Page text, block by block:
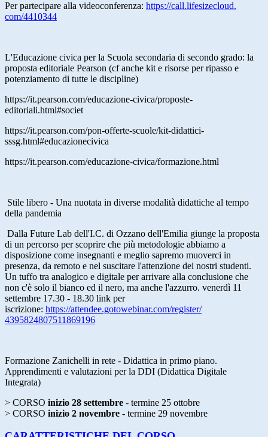
Per partecipare alla videoconferenza: https://call.lifesizecloud.
com/4410344
L'Educazione civica per la Scuola secondaria di secondo grado: la
proposta editoriale Pearson (cf anche kit e risorse per ripasso e
potenziamento di tutte le discipline)
https://it.pearson.com/educazione-civica/proposte-
editoriali.html#societ
https://it.pearson.com/pon-offerte-scuole/kit-didattici-
sssg.html#educazionecivica
https://it.pearson.com/educazione-civica/formazione.html
Stile libero - Una nuotata in diverse modalità didattiche al tempo
della pandemia
Dalla Future Lab dell'I.C. di Ozzano dell'Emilia giunge la proposta
di un percorso per scoprire che più metodologie abbiamo a
disposizione come insegnanti e meglio sapremo muoverci in
presenza, da remoto e nel suscitare l'attenzione dei nostri studenti.
Un tuffo tra analogico e digitale per arrivare alla conclusione che
non c'è solo il bianco ed il nero, ma anche l'azzurro. venerdì 11
settembre 17.30 - 18.30 link per
iscrizione: https://attendee.gotowebinar.com/register/
4395824807511869196
Formazione Zanichelli in rete - Didattica in primo piano.
Apprendimenti e valutazioni per la DDI (Didattica Digitale
Integrata)
> CORSO inizio 28 settembre - termine 25 ottobre
> CORSO inizio 2 novembre - termine 29 novembre